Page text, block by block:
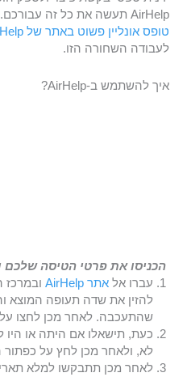
AirHelp תעשה את כל זה עבורכם. כל שעליכם לעשות הוא למלא
טופס אונליין פשוט באתר של AirHelp
לעבודה השחורה הזו.
איך להשתמש ב-AirHelp?
הכניסו את פרטי הטיסה שלכם
עברו אלאתר AirHelp
להזין את שדה תעופה המוצא
שהתעכבה. לאחר מכן לחצו
כעת, תישאלו אם היתה או היו
לא, ולאחר מכן לחץ על
לאחר מכן תתבקשו למלא